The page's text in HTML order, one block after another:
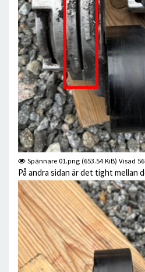
Spännare 01.png (653.54 KiB) Visad
På andra sidan är det tight mellan